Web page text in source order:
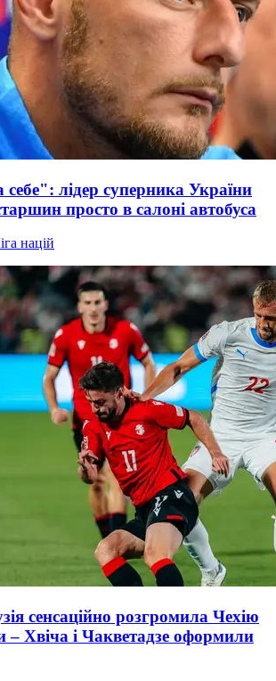
лідер суперника України
просто в салоні автобуса
націй
сенсаційно розгромила Чехію
– Хвіча і Чакветадзе оформили